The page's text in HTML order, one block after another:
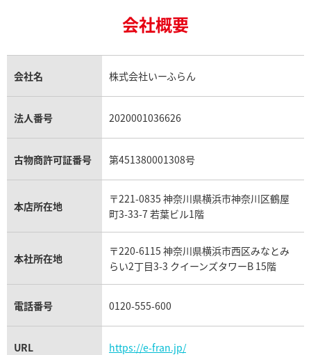
金貨買取
貴金属買取
銀・シルバー買取
パラジウム買取
トパーズ買取
タンザナイト買取
キャッツアイ買取
アクアマリン買取
ロレックス エクスプローラー買取
ロレックス デイトジャスト買取
パテック フィリップノーチラス買取
ヴァシュロン・コンスタンタン買取
オメガ買取
カルティエ買取
フランク ミュラー買取
リシャール・ミル買取
パネライ買取
チューダー（チュードル）買取
シャネル マトラッセ買取
セリーヌ買取
プラダ買取
ヴァンクリーフ＆アーペル買取
ショーメ買取
ダミアーニ買取
モーブッサン買取
会社概要
会社名 株式会社いーふらん
法人番号 2020001036626
古物商許可証番号 第451380001308号
本店所在地
〒221-0835 神奈川県横浜市神奈川区鶴屋
町3-33-7 若葉ビル1階
本社所在地
〒220-6115 神奈川県横浜市西区みなとみ
らい2丁目3-3 クイーンズタワーB 15階
電話番号 0120-555-600
URL https://e-fran.jp/